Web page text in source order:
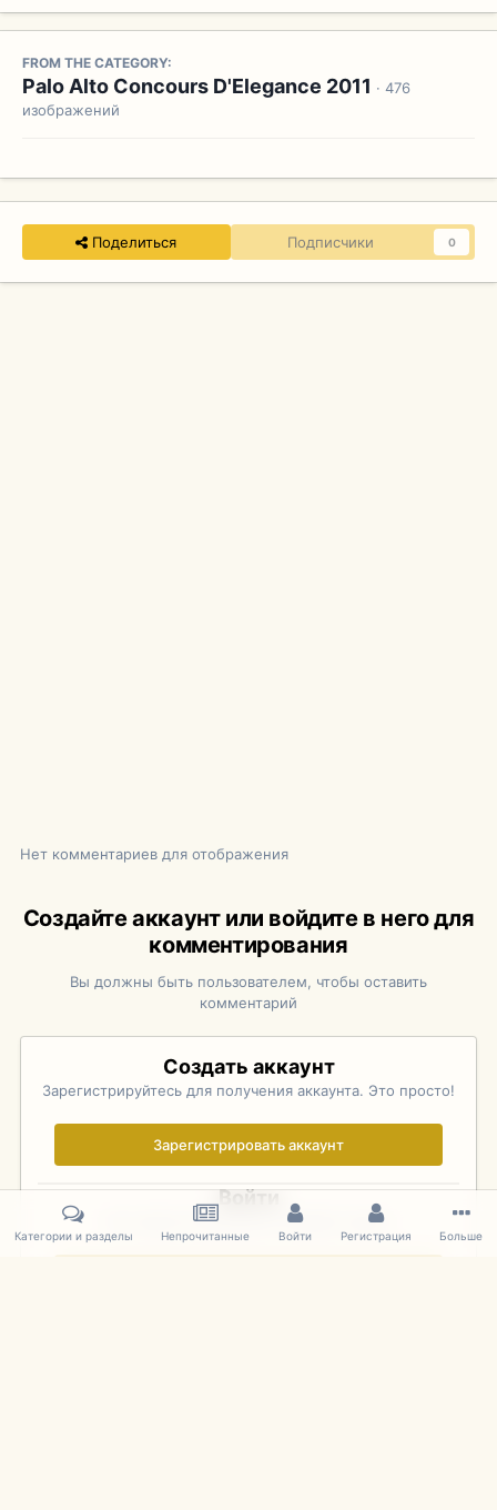
FROM THE CATEGORY:
Palo Alto Concours D'Elegance 2011 · 476
изображений
Поделиться Подписчики 0
Нет комментариев для отображения
Создайте аккаунт или войдите в него для
комментирования
Вы должны быть пользователем, чтобы оставить
комментарий
Создать аккаунт
Зарегистрируйтесь для получения аккаунта. Это просто!
Зарегистрировать аккаунт
Войти
Уже зарегистрированы? Войдите здесь.
Категории и разделы Непрочитанные Войти Регистрация Больше